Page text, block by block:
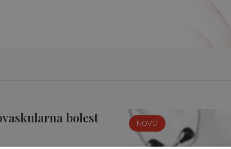
bolest NOVO